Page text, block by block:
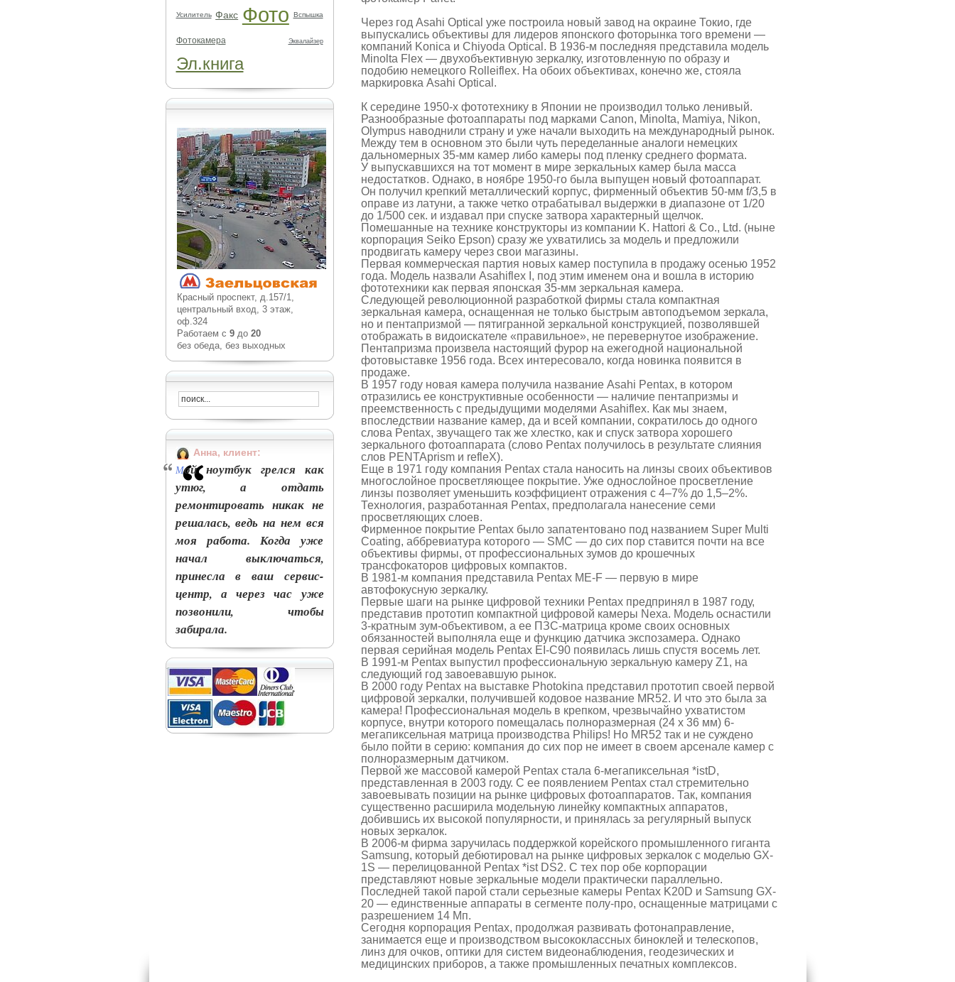
Усилитель Факс Фото Вспышка
Фотокамера Эквалайзер
Эл.книга
Красный проспект, д.157/1,
центральный вход, 3 этаж,
оф.324
Работаем с 9до 20
без обеда, без выходных
Анна, клиент:
Мой ноутбук грелся как
утюг, а отдать
ремонтировать никак не
решалась, ведь на нем вся
моя работа. Когда уже
начал выключаться,
принесла в ваш сервис-
центр, а через час уже
позвонили, чтобы
забирала.
Через год Asahi Optical уже построила новый завод на окраине Токио, где
выпускались объективы для лидеров японского фоторынка того времени —
компаний Konica и Chiyoda Optical. В 1936-м последняя представила модель
Minolta Flex — двухобъективную зеркалку, изготовленную по образу и
подобию немецкого Rolleiflex. На обоих объективах, конечно же, стояла
маркировка Asahi Optical.
К середине 1950-х фототехнику в Японии не производил только ленивый.
Разнообразные фотоаппараты под марками Сanon, Minolta, Mamiya, Nikon,
Olympus наводнили страну и уже начали выходить на международный рынок.
Между тем в основном это были чуть переделанные аналоги немецких
дальномерных 35-мм камер либо камеры под пленку среднего формата.
У выпускавшихся на тот момент в мире зеркальных камер была масса
недостатков. Однако, в ноябре 1950-го была выпущен новый фотоаппарат.
Он получил крепкий металлический корпус, фирменный объектив 50-мм f/3,5 в
оправе из латуни, а также четко отрабатывал выдержки в диапазоне от 1/20
до 1/500 сек. и издавал при спуске затвора характерный щелчок.
Помешанные на технике конструкторы из компании K. Hattori & Co., Ltd. (ныне
корпорация Seiko Epson) сразу же ухватились за модель и предложили
продвигать камеру через свои магазины.
Первая коммерческая партия новых камер поступила в продажу осенью 1952
года. Модель назвали Asahiflex I, под этим именем она и вошла в историю
фототехники как первая японская 35-мм зеркальная камера.
Следующей революционной разработкой фирмы стала компактная
зеркальная камера, оснащенная не только быстрым автоподъемом зеркала,
но и пентапризмой — пятигранной зеркальной конструкцией, позволявшей
отображать в видоискателе «правильное», не перевернутое изображение.
Пентапризма произвела настоящий фурор на ежегодной национальной
фотовыставке 1956 года. Всех интересовало, когда новинка появится в
продаже.
В 1957 году новая камера получила название Asahi Pentax, в котором
отразились ее конструктивные особенности — наличие пентапризмы и
преемственность с предыдущими моделями Asahiflex. Как мы знаем,
впоследствии название камер, да и всей компании, сократилось до одного
слова Pentax, звучащего так же хлестко, как и спуск затвора хорошего
зеркального фотоаппарата (слово Pentax получилось в результате слияния
слов PENTAprism и refleX).
Еще в 1971 году компания Pentax стала наносить на линзы своих объективов
многослойное просветляющее покрытие. Уже однослойное просветление
линзы позволяет уменьшить коэффициент отражения с 4–7% до 1,5–2%.
Технология, разработанная Pentax, предполагала нанесение семи
просветляющих слоев.
Фирменное покрытие Pentax было запатентовано под названием Super Multi
Coating, аббревиатура которого — SMC — до сих пор ставится почти на все
объективы фирмы, от профессиональных зумов до крошечных
трансфокаторов цифровых компактов.
В 1981-м компания представила Pentax ME-F — первую в мире
автофокусную зеркалку.
Первые шаги на рынке цифровой техники Pentax предпринял в 1987 году,
представив прототип компактной цифровой камеры Nexa. Модель оснастили
3-кратным зум-объективом, а ее ПЗС-матрица кроме своих основных
обязанностей выполняла еще и функцию датчика экспозамера. Однако
первая серийная модель Pentax EI-C90 появилась лишь спустя восемь лет.
В 1991-м Pentax выпустил профессиональную зеркальную камеру Z1, на
следующий год завоевавшую рынок.
В 2000 году Pentax на выставке Photokina представил прототип своей первой
цифровой зеркалки, получившей кодовое название MR52. И что это была за
камера! Профессиональная модель в крепком, чрезвычайно ухватистом
корпусе, внутри которого помещалась полноразмерная (24 x 36 мм) 6-
мегапиксельная матрица производства Philips! Но MR52 так и не суждено
было пойти в серию: компания до сих пор не имеет в своем арсенале камер с
полноразмерным датчиком.
Первой же массовой камерой Pentax cтала 6-мегапиксельная *istD,
представленная в 2003 году. С ее появлением Pentax стал стремительно
завоевывать позиции на рынке цифровых фотоаппаратов. Так, компания
существенно расширила модельную линейку компактных аппаратов,
добившись их высокой популярности, и принялась за регулярный выпуск
новых зеркалок.
В 2006-м фирма заручилась поддержкой корейского промышленного гиганта
Samsung, который дебютировал на рынке цифровых зеркалок с моделью GX-
1S — перелицованной Pentax *ist DS2. C тех пор обе корпорации
представляют новые зеркальные модели практически параллельно.
Последней такой парой стали серьезные камеры Pentax K20D и Samsung GX-
20 — единственные аппараты в сегменте полу-про, оснащенные матрицами с
разрешением 14 Мп.
Сегодня корпорация Pentax, продолжая развивать фотонаправление,
занимается еще и производством высококлассных биноклей и телескопов,
линз для очков, оптики для систем видеонаблюдения, геодезических и
медицинских приборов, а также промышленных печатных комплексов.